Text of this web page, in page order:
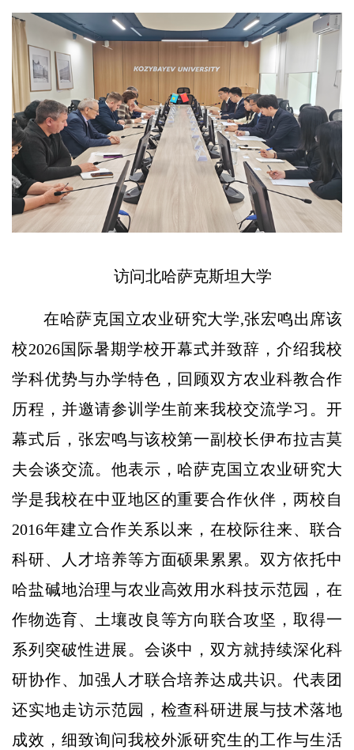
访问北哈萨克斯坦大学
在哈萨克国立农业研究大学,张宏鸣出席该
校2026国际暑期学校开幕式并致辞，介绍我校
学科优势与办学特色，回顾双方农业科教合作
历程，并邀请参训学生前来我校交流学习。开
幕式后，张宏鸣与该校第一副校长伊布拉吉莫
夫会谈交流。他表示，哈萨克国立农业研究大
学是我校在中亚地区的重要合作伙伴，两校自
2016年建立合作关系以来，在校际往来、联合
科研、人才培养等方面硕果累累。双方依托中
哈盐碱地治理与农业高效用水科技示范园，在
作物选育、土壤改良等方向联合攻坚，取得一
系列突破性进展。会谈中，双方就持续深化科
研协作、加强人才联合培养达成共识。代表团
还实地走访示范园，检查科研进展与技术落地
成效，细致询问我校外派研究生的工作与生活